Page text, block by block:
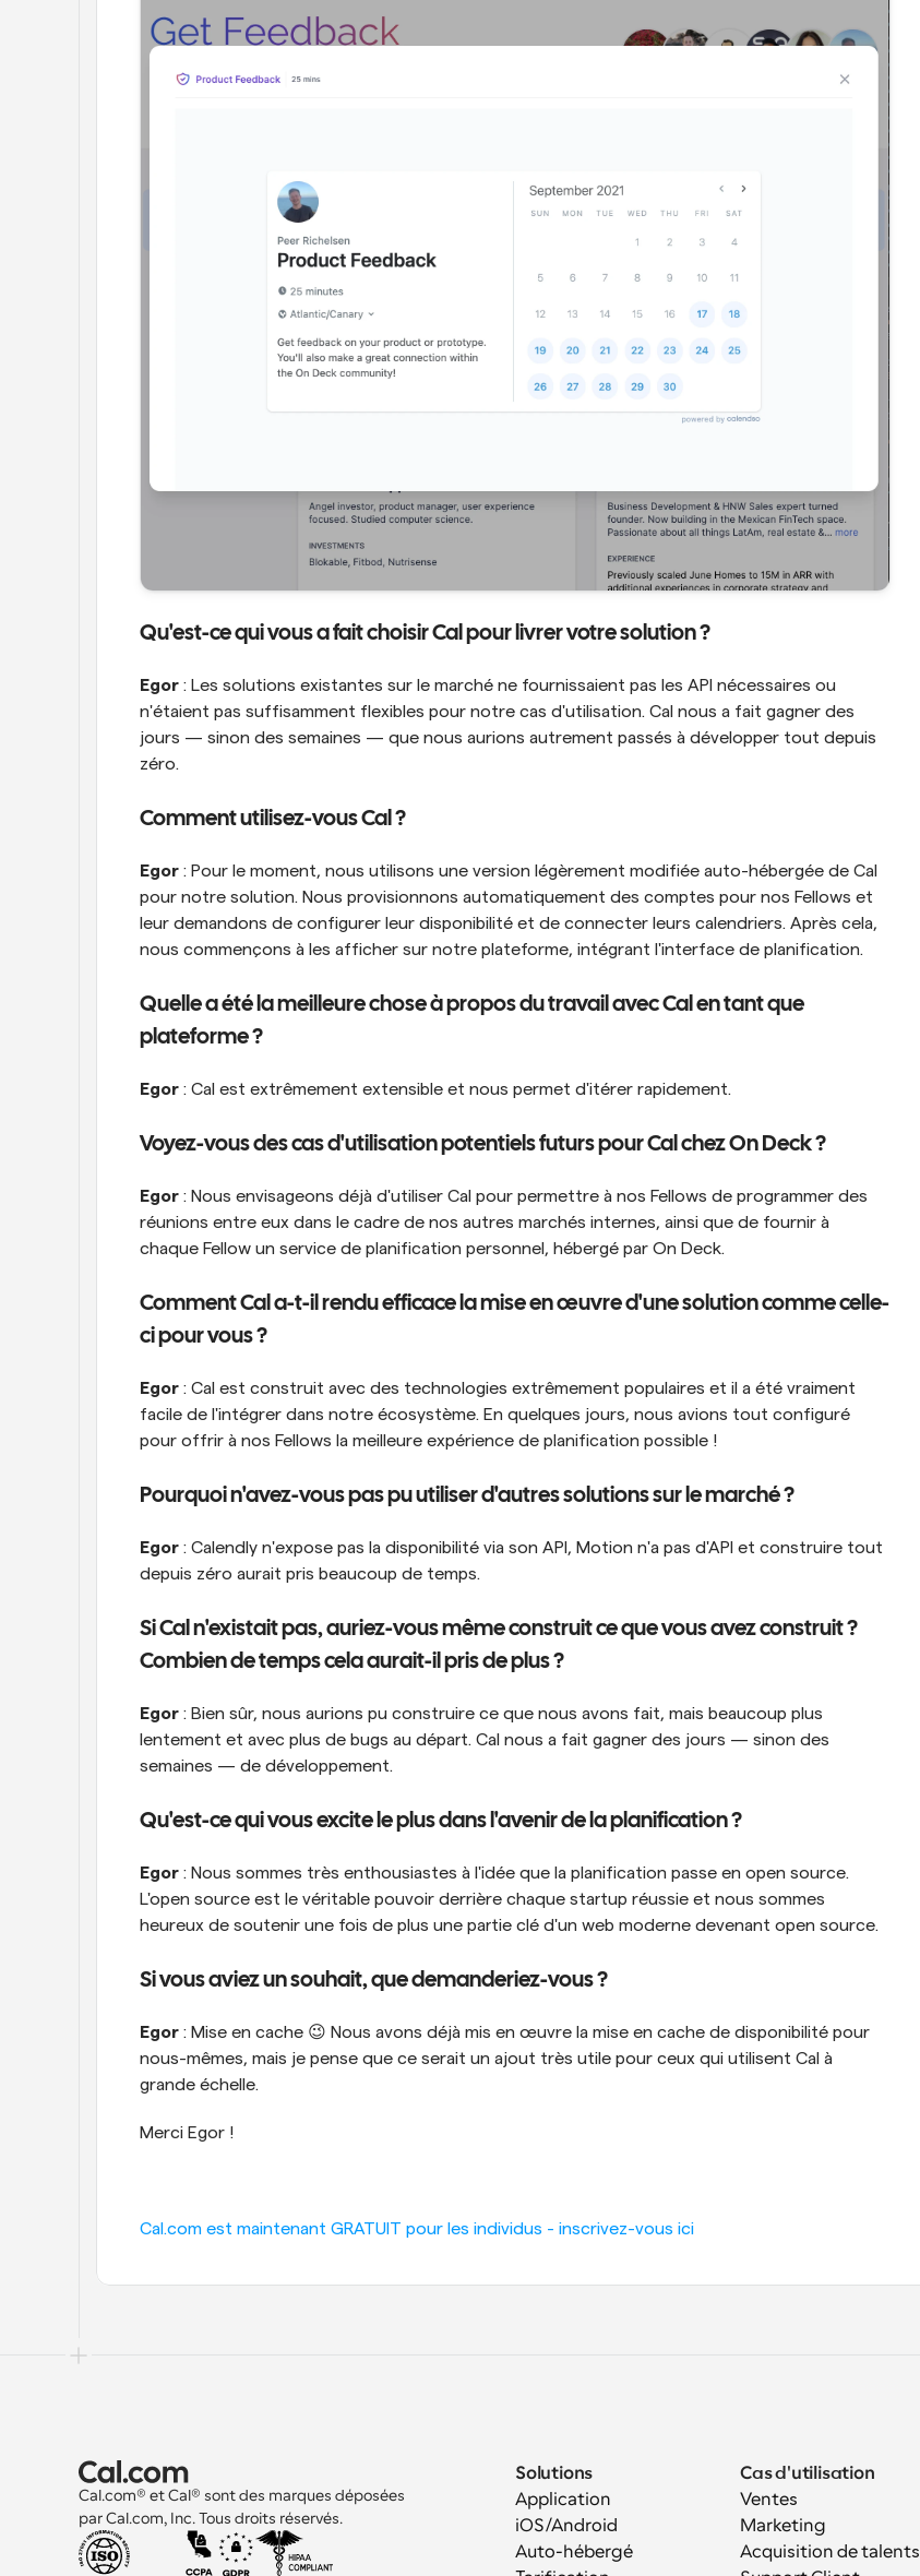
Qu'est-ce qui vous a fait choisir Cal pour livrer votre solution ?
Egor : Les solutions existantes sur le marché ne fournissaient pas les API nécessaires ou
n'étaient pas suffisamment flexibles pour notre cas d'utilisation. Cal nous a fait gagner des
jours — sinon des semaines — que nous aurions autrement passés à développer tout depuis
zéro.
Comment utilisez-vous Cal ?
Egor : Pour le moment, nous utilisons une version légèrement modifiée auto-hébergée de Cal
pour notre solution. Nous provisionnons automatiquement des comptes pour nos Fellows et
leur demandons de configurer leur disponibilité et de connecter leurs calendriers. Après cela,
nous commençons à les afficher sur notre plateforme, intégrant l'interface de planification.
Quelle a été la meilleure chose à propos du travail avec Cal en tant que
plateforme ?
Egor : Cal est extrêmement extensible et nous permet d'itérer rapidement.
Voyez-vous des cas d'utilisation potentiels futurs pour Cal chez On Deck ?
Egor : Nous envisageons déjà d'utiliser Cal pour permettre à nos Fellows de programmer des
réunions entre eux dans le cadre de nos autres marchés internes, ainsi que de fournir à
chaque Fellow un service de planification personnel, hébergé par On Deck.
Comment Cal a-t-il rendu efficace la mise en œuvre d'une solution comme celle-
ci pour vous ?
Egor : Cal est construit avec des technologies extrêmement populaires et il a été vraiment
facile de l'intégrer dans notre écosystème. En quelques jours, nous avions tout configuré
pour offrir à nos Fellows la meilleure expérience de planification possible !
Pourquoi n'avez-vous pas pu utiliser d'autres solutions sur le marché ?
Egor : Calendly n'expose pas la disponibilité via son API, Motion n'a pas d'API et construire tout
depuis zéro aurait pris beaucoup de temps.
Si Cal n'existait pas, auriez-vous même construit ce que vous avez construit ?
Combien de temps cela aurait-il pris de plus ?
Egor : Bien sûr, nous aurions pu construire ce que nous avons fait, mais beaucoup plus
lentement et avec plus de bugs au départ. Cal nous a fait gagner des jours — sinon des
semaines — de développement.
Qu'est-ce qui vous excite le plus dans l'avenir de la planification ?
Egor : Nous sommes très enthousiastes à l'idée que la planification passe en open source.
L'open source est le véritable pouvoir derrière chaque startup réussie et nous sommes
heureux de soutenir une fois de plus une partie clé d'un web moderne devenant open source.
Si vous aviez un souhait, que demanderiez-vous ?
Egor : Mise en cache 😉 Nous avons déjà mis en œuvre la mise en cache de disponibilité pour
nous-mêmes, mais je pense que ce serait un ajout très utile pour ceux qui utilisent Cal à
grande échelle.
Merci Egor !
Cal.com est maintenant GRATUIT pour les individus - inscrivez-vous ici
Cal.com® et Cal® sont des marques déposées
par Cal.com, Inc. Tous droits réservés.
Solutions
Application
iOS/Android
Auto-hébergé
Cas d'utilisation
Ventes
Marketing
Acquisition de talents